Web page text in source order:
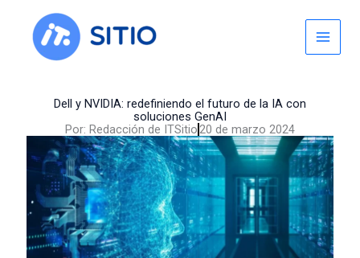
content
Dell y NVIDIA: redefiniendo el futuro de la IA con
soluciones GenAI
Por: Redacción de ITSitio20 de marzo 2024